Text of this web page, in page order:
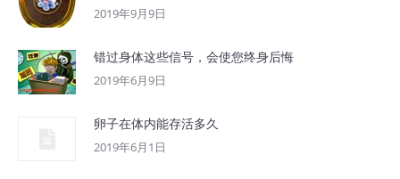
2019年9月9日
错过身体这些信号，会使您终身后悔
2019年6月9日
卵子在体内能存活多久
2019年6月1日